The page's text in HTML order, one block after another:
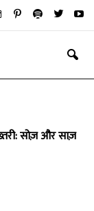
सोज़ और साज़